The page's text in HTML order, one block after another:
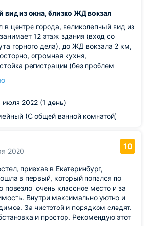
вид из окна, близко ЖД вокзал
в центре города, великолепный вид из
12 этаж здания (вход со
горного дела), до ЖД вокзала 2 км,
огромная кухня,
регистрации (без проблем
с торца здания..желательно
где вход и про кнопку, которую
июля 2022 (1 день)
(С общей ванной комнатой)
2020
10
приехав в Екатеринбург,
в первый, который попался по
повезло, очень классное место и за
Внутри максимально уютно и
За чистотой и порядком следят.
и простор. Рекомендую этот